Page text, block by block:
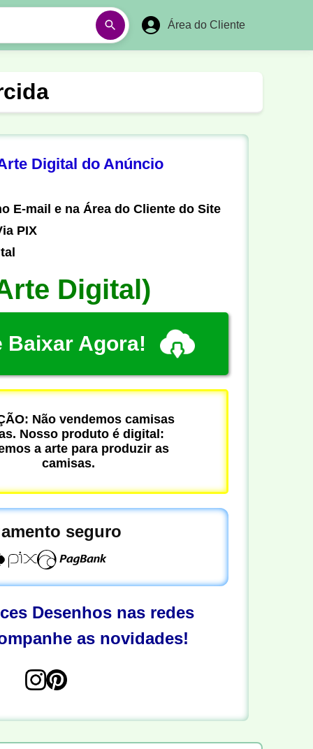
Área do Cliente
Futebol Amador Pesca
Matemática
Digital do Anúncio
E-mail e na Área do Cliente do Site
PIX
Digital)
Baixar Agora!
Não vendemos camisas
Nosso produto é digital:
a arte para produzir as
camisas.
seguro
Desenhos nas redes
as novidades!